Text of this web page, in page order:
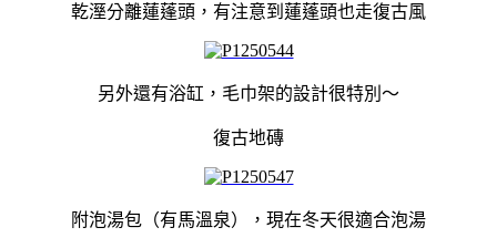
乾溼分離蓮蓬頭，有注意到蓮蓬頭也走復古風
另外還有浴缸，毛巾架的設計很特別～
復古地磚
附泡湯包（有馬溫泉），現在冬天很適合泡湯